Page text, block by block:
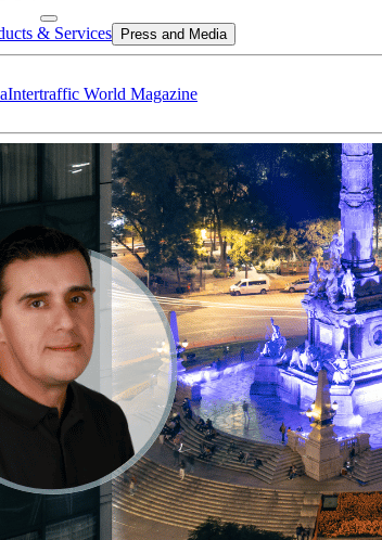
& Services Press and Media
Intertraffic World Magazine